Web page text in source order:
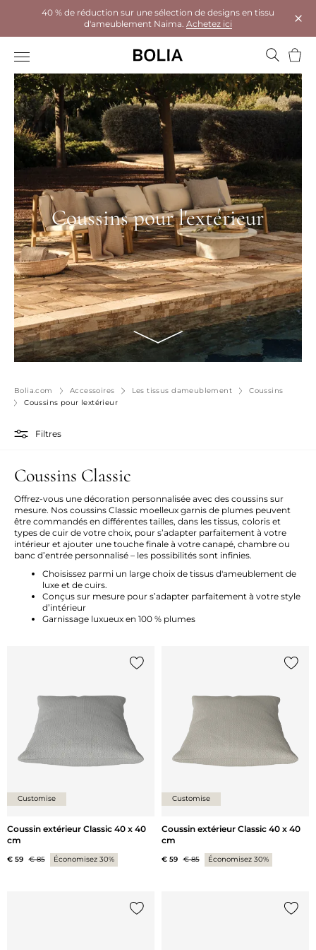
40 % de réduction sur une sélection de designs en tissu
d'ameublement Naima. Achetez ici
Coussins pour l'extérieur
Bolia.com Accessoires Les tissus dameublement
Coussins
Coussins pour lextérieur
Filtres
Coussins Classic
Offrez-vous une décoration personnalisée avec des coussins sur
mesure. Nos coussins Classic moelleux garnis de plumes peuvent
être commandés en différentes tailles, dans les tissus, coloris et
types de cuir de votre choix, pour s’adapter parfaitement à votre
intérieur et ajouter une touche finale à votre canapé, chambre ou
banc d’entrée personnalisé – les possibilités sont infinies.
Choisissez parmi un large choix de tissus d'ameublement de
luxe et de cuirs.
Conçus sur mesure pour s’adapter parfaitement à votre style
d’intérieur
Garnissage luxueux en 100 % plumes
Customise
Coussin extérieur Classic 40 x 40
cm
€ 59 € 85 Économisez 30%
Customise
Coussin extérieur Classic 40 x 40
cm
€ 59 € 85 Économisez 30%